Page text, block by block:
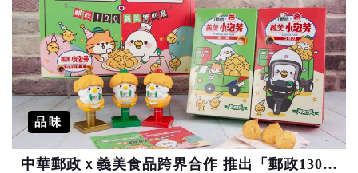
品味
中華郵政ｘ義美食品跨界合作 推出「郵政130週年」聯名小泡芙禮盒